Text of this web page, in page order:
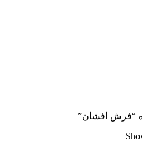
“فرش افشان”